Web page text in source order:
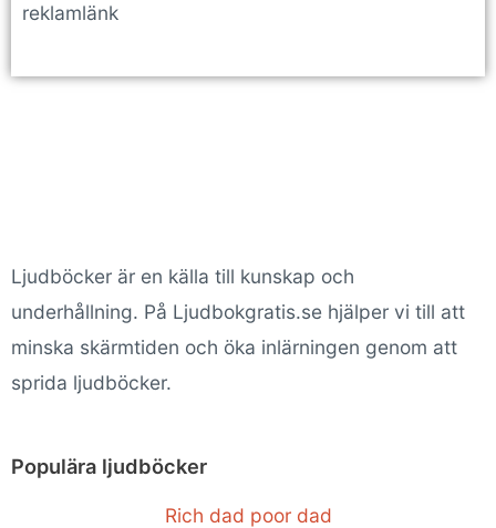
reklamlänk
Ljudböcker är en källa till kunskap och
underhållning. På Ljudbokgratis.se hjälper vi till att
minska skärmtiden och öka inlärningen genom att
sprida ljudböcker.
Populära ljudböcker
Rich dad poor dad